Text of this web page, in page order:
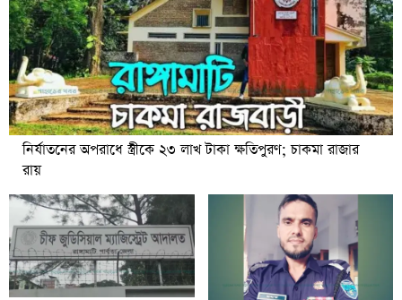
নির্যাতনের অপরাধে স্ত্রীকে ২৩ লাখ টাকা ক্ষতিপুরণ; চাকমা রাজার
রায়